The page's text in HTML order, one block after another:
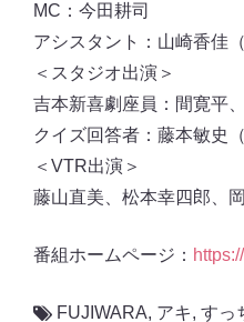
MC：今田耕司
アシスタント：山崎香佳
＜スタジオ出演＞
吉本新喜劇座員：間寛平
クイズ回答者：藤本敏史
＜VTR出演＞
藤山直美、松本幸四郎、
番組ホームページ：
FUJIWARA, アキ, すっ